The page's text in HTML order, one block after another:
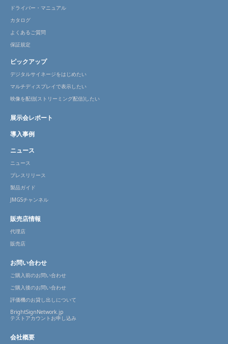
ドライバー・マニュアル
カタログ
よくあるご質問
保証規定
ピックアップ
デジタルサイネージをはじめたい
マルチディスプレイで表示したい
映像を配信(ストリーミング配信)したい
展示会レポート
導入事例
ニュース
ニュース
プレスリリース
製品ガイド
JMGSチャンネル
販売店情報
代理店
販売店
お問い合わせ
ご購入前のお問い合わせ
ご購入後のお問い合わせ
評価機のお貸し出しについて
BrightSignNetwork.jp
テストアカウントお申し込み
会社概要